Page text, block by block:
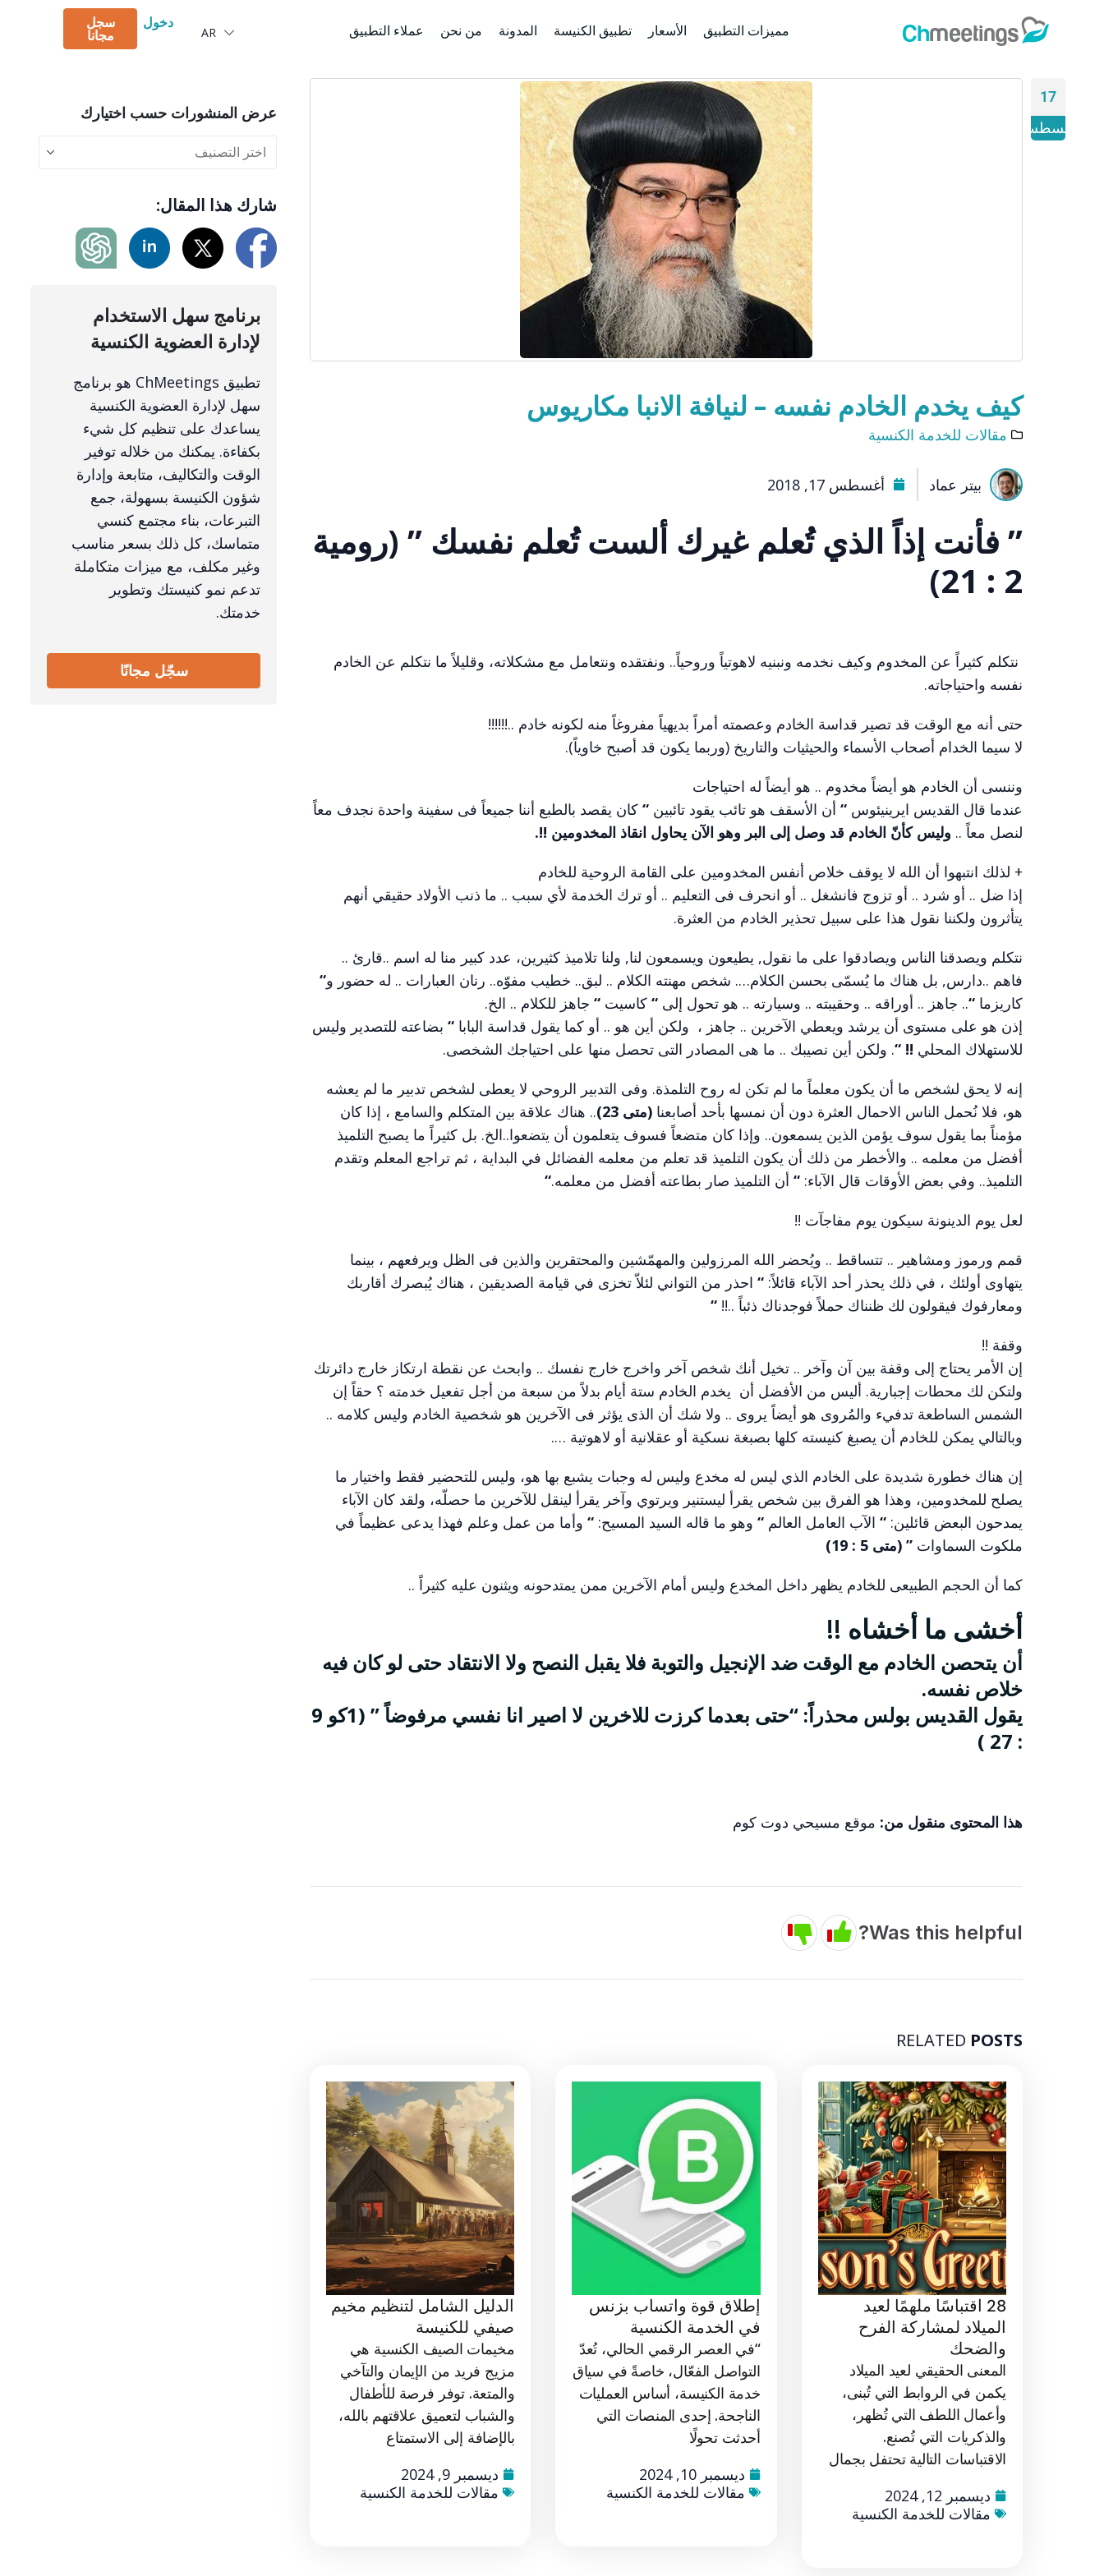
مميزات التطبيق الأسعار تطبيق الكنيسة المدونة من نحن عملاء التطبيق AR
Deutsch
دخول سجل
مجانا
17
أغسطس
كيف يخدم الخادم نفسه – لنيافة الانبا مكاريوس
مقالات للخدمة الكنسية
بيتر عماد أغسطس 17, 2018
” فأنت إذاً الذي تُعلم غيرك ألست تُعلم نفسك ” (رومية
2 : 21)
نتكلم كثيراً عن المخدوم وكيف نخدمه ونبنيه لاهوتياً وروحياً.. ونفتقده ونتعامل مع مشكلاته، وقليلاً ما نتكلم عن الخادم
نفسه واحتياجاته.
حتى أنه مع الوقت قد تصير قداسة الخادم وعصمته أمراً بديهياً مفروغاً منه لكونه خادم ..!!!!!!
لا سيما الخدام أصحاب الأسماء والحيثيات والتاريخ (وربما يكون قد أصبح خاوياً).
وننسى أن الخادم هو أيضاً مخدوم .. هو أيضاً له احتياجات
عندما قال القديس ايرينيئوس “أن الأسقف هو تائب يقود تائبين “كان يقصد بالطبع أننا جميعاً فى سفينة واحدة نجدف معاً
لنصل معاً .. وليس كأنّ الخادم قد وصل إلى البر وهو الآن يحاول انقاذ المخدومين !!.
+ لذلك انتبهوا أن الله لا يوقف خلاص أنفس المخدومين على القامة الروحية للخادم
إذا ضل .. أو شرد .. أو تزوج فانشغل .. أو انحرف فى التعليم .. أو ترك الخدمة لأي سبب .. ما ذنب الأولاد حقيقي أنهم
يتأثرون ولكننا نقول هذا على سبيل تحذير الخادم من العثرة.
نتكلم ويصدقنا الناس ويصادقوا على ما نقول, يطيعون ويسمعون لنا, ولنا تلاميذ كثيرين، عدد كبير منا له اسم ..قارئ ..
فاهم ..دارس, بل هناك ما يُسمّى بحسن الكلام…. شخص مهنته الكلام .. لبق.. خطيب مفوّه.. رنان العبارات .. له حضور و“
كاريزما “.. جاهز .. أوراقه .. وحقيبته .. وسيارته .. هو تحول إلى “كاسيت “جاهز للكلام .. الخ.
إذن هو على مستوى أن يرشد ويعطي الآخرين .. جاهز ، ولكن أين هو .. أو كما يقول قداسة البابا “بضاعته للتصدير وليس
للاستهلاك المحلي !! “. ولكن أين نصيبك .. ما هى المصادر التى تحصل منها على احتياجك الشخصى.
إنه لا يحق لشخص ما أن يكون معلماً ما لم تكن له روح التلمذة. وفى التدبير الروحي لا يعطى لشخص تدبير ما لم يعشه
هو، فلا نُحمل الناس الاحمال العثرة دون أن نمسها بأحد أصابعنا (متى 23)
.. هناك علاقة بين المتكلم والسامع ، إذا كان
مؤمناً بما يقول سوف يؤمن الذين يسمعون.. وإذا كان متضعاً فسوف يتعلمون أن يتضعوا..الخ. بل كثيراً ما يصبح التلميذ
أفضل من معلمه .. والأخطر من ذلك أن يكون التلميذ قد تعلم من معلمه الفضائل في البداية ، ثم تراجع المعلم وتقدم
التلميذ.. وفي بعض الأوقات قال الآباء: “أن التلميذ صار بطاعته أفضل من معلمه.“
لعل يوم الدينونة سيكون يوم مفاجآت !!
قمم ورموز ومشاهير .. تتساقط .. ويُحضر الله المرزولين والمهمّشين والمحتقرين والذين فى الظل ويرفعهم ، بينما
يتهاوى أولئك ، في ذلك يحذر أحد الآباء قائلاً: “احذر من التواني لئلاّ تخزى في قيامة الصديقين ، هناك يُبصرك أقاربك
ومعارفوك فيقولون لك ظنناك حملاً فوجدناك ذئباً ..!! “
وقفة !!
إن الأمر يحتاج إلى وقفة بين آن وآخر .. تخيل أنك شخص آخر واخرج خارج نفسك .. وابحث عن نقطة ارتكاز خارج دائرتك
ولتكن لك محطات إجبارية. أليس من الأفضل أن يخدم الخادم ستة أيام بدلاً من سبعة من أجل تفعيل خدمته ؟ حقاً إن
الشمس الساطعة تدفيء والمُروى هو أيضاً يروى .. ولا شك أن الذى يؤثر فى الآخرين هو شخصية الخادم وليس كلامه ..
وبالتالي يمكن للخادم أن يصبغ كنيسته كلها بصبغة نسكية أو عقلانية أو لاهوتية ….
إن هناك خطورة شديدة على الخادم الذي ليس له مخدع وليس له وجبات يشبع بها هو، وليس للتحضير فقط واختيار ما
يصلح للمخدومين، وهذا هو الفرق بين شخص يقرأ ليستنير ويرتوي وآخر يقرأ لينقل للآخرين ما حصلّه، ولقد كان الآباء
يمدحون البعض قائلين: “الآب العامل العالم “وهو ما قاله السيد المسيح: “وأما من عمل وعلم فهذا يدعى عظيماً في
ملكوت السماوات ” (متى 5 : 19)
كما أن الحجم الطبيعى للخادم يظهر داخل المخدع وليس أمام الآخرين ممن يمتدحونه ويثنون عليه كثيراً ..
أخشى ما أخشاه !!
أن يتحصن الخادم مع الوقت ضد الإنجيل والتوبة فلا يقبل النصح ولا الانتقاد حتى لو كان فيه
خلاص نفسه.
يقول القديس بولس محذراً: “حتى بعدما كرزت للاخرين لا اصير انا نفسي مرفوضاً ”
(1كو 9
: 27 )
هذا المحتوى منقول من: موقع مسيحي دوت كوم
Was this helpful?
RELATED POSTS
28 اقتباسًا ملهمًا لعيد
الميلاد لمشاركة الفرح
والضحك
المعنى الحقيقي لعيد الميلاد
يكمن في الروابط التي تُبنى،
وأعمال اللطف التي تُظهر،
والذكريات التي تُصنع.
الاقتباسات التالية تحتفل بجمال
ديسمبر 12, 2024
مقالات للخدمة الكنسية
إطلاق قوة واتساب بزنس
في الخدمة الكنسية
“في العصر الرقمي الحالي، تُعدّ
التواصل الفعّال، خاصةً في سياق
خدمة الكنيسة، أساس العمليات
الناجحة. إحدى المنصات التي
أحدثت تحولًا
ديسمبر 10, 2024
مقالات للخدمة الكنسية
الدليل الشامل لتنظيم مخيم
صيفي للكنيسة
مخيمات الصيف الكنسية هي
مزيج فريد من الإيمان والتآخي
والمتعة. توفر فرصة للأطفال
والشباب لتعميق علاقتهم بالله،
بالإضافة إلى الاستمتاع
ديسمبر 9, 2024
مقالات للخدمة الكنسية
عرض المنشورات حسب اختيارك
شارك هذا المقال:
برنامج سهل الاستخدام
لإدارة العضوية الكنسية
تطبيق ChMeetings هو برنامج
سهل لإدارة العضوية الكنسية
يساعدك على تنظيم كل شيء
بكفاءة. يمكنك من خلاله توفير
الوقت والتكاليف، متابعة وإدارة
شؤون الكنيسة بسهولة، جمع
التبرعات، بناء مجتمع كنسي
متماسك، كل ذلك بسعر مناسب
وغير مكلف، مع ميزات متكاملة
تدعم نمو كنيستك وتطوير
خدمتك.
سجّل مجانًا